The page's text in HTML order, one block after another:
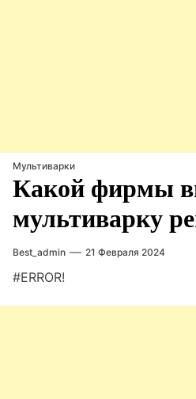
Мультиварки
Какой фирмы
мультиварку
Best_admin 21 Февраля 2024
#ERROR!